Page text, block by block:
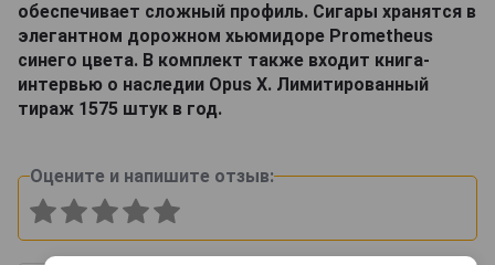
обеспечивает сложный профиль. Сигары хранятся в
элегантном дорожном хьюмидоре Prometheus
синего цвета. В комплект также входит книга-
интервью о наследии Opus X. Лимитированный
тираж 1575 штук в год.
Оцените и напишите отзыв: